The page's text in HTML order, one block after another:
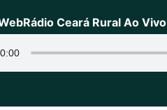
Ceará Rural Ao Vivo